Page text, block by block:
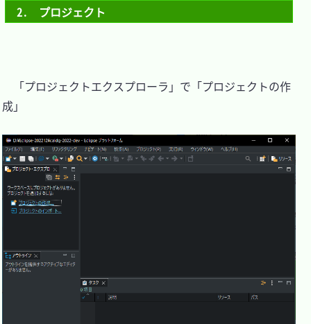
2.　プロジェクト
「プロジェクトエクスプローラ」で「プロジェクトの作
成」